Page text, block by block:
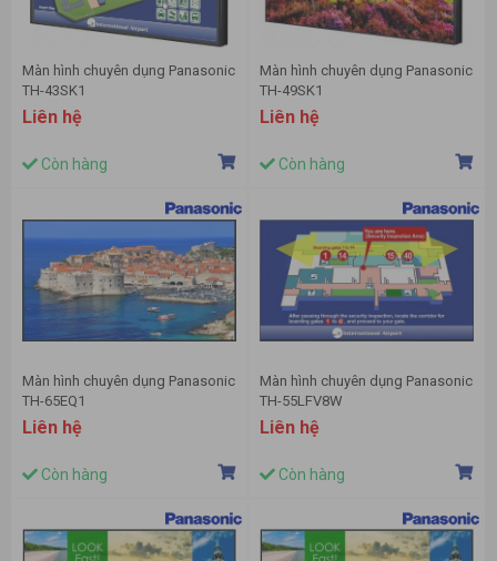
Màn hình chuyên dụng Panasonic
TH-43SK1
Liên hệ
Còn hàng
Màn hình chuyên dụng Panasonic
TH-49SK1
Liên hệ
Còn hàng
Màn hình chuyên dụng Panasonic
TH-65EQ1
Liên hệ
Còn hàng
Màn hình chuyên dụng Panasonic
TH-55LFV8W
Liên hệ
Còn hàng